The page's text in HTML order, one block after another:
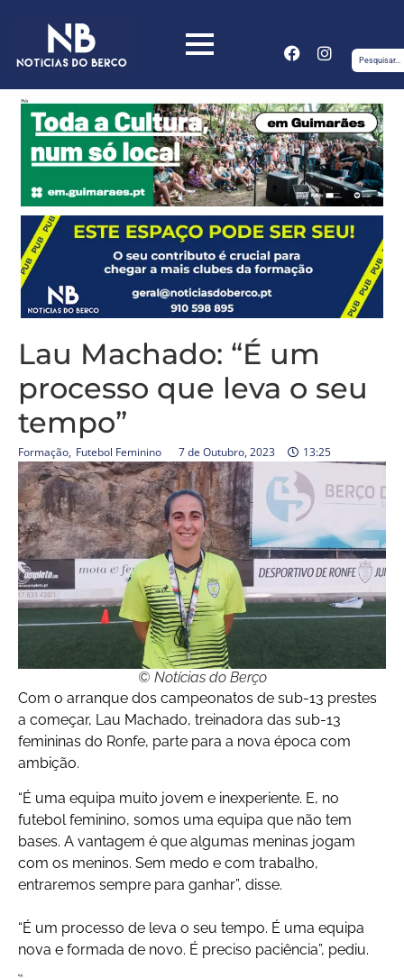
Lau Machado: “É um
processo que leva o seu
tempo”
Formação, Futebol Feminino 7 de Outubro, 2023 13:25
© Notícias do Berço
Com o arranque dos campeonatos de sub-13 prestes
a começar, Lau Machado, treinadora das sub-13
femininas do Ronfe, parte para a nova época com
ambição.
“É uma equipa muito jovem e inexperiente. E, no
futebol feminino, somos uma equipa que não tem
bases. A vantagem é que algumas meninas jogam
com os meninos. Sem medo e com trabalho,
entraremos sempre para ganhar”, disse.
“É um processo de leva o seu tempo. É uma equipa
nova e formada de novo. É preciso paciência”, pediu.